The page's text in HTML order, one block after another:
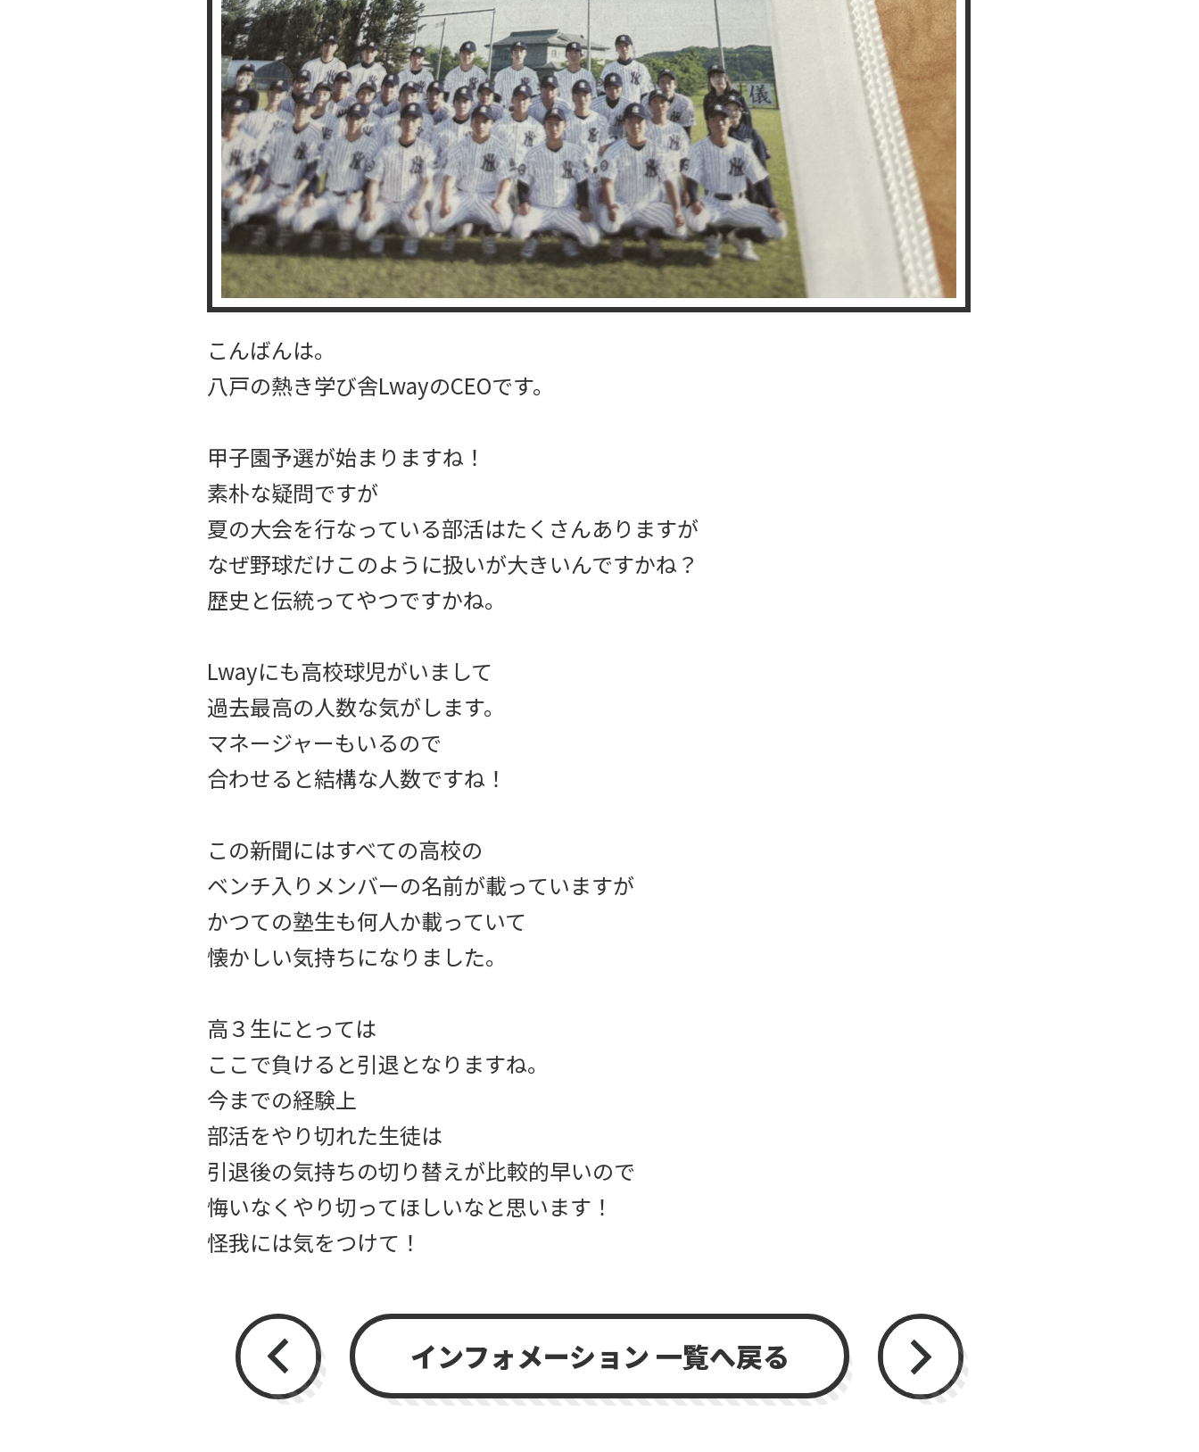
こんばんは。
八戸の熱き学び舎LwayのCEOです。
甲子園予選が始まりますね！
素朴な疑問ですが
夏の大会を行なっている部活はたくさんありますが
なぜ野球だけこのように扱いが大きいんですかね？
歴史と伝統ってやつですかね。
Lwayにも高校球児がいまして
過去最高の人数な気がします。
マネージャーもいるので
合わせると結構な人数ですね！
この新聞にはすべての高校の
ベンチ入りメンバーの名前が載っていますが
かつての塾生も何人か載っていて
懐かしい気持ちになりました。
高３生にとっては
ここで負けると引退となりますね。
今までの経験上
部活をやり切れた生徒は
引退後の気持ちの切り替えが比較的早いので
悔いなくやり切ってほしいなと思います！
怪我には気をつけて！
インフォメーション 一覧へ戻る